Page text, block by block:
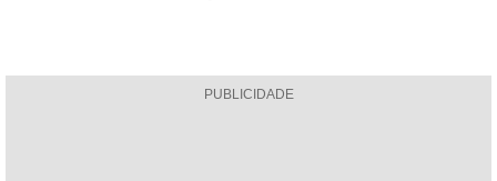
PUBLICIDADE